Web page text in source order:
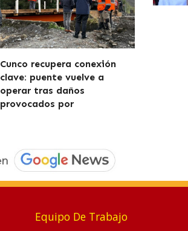
Cunco recupera conexión
clave: puente vuelve a
operar tras daños
provocados por
Equipo De Trabajo